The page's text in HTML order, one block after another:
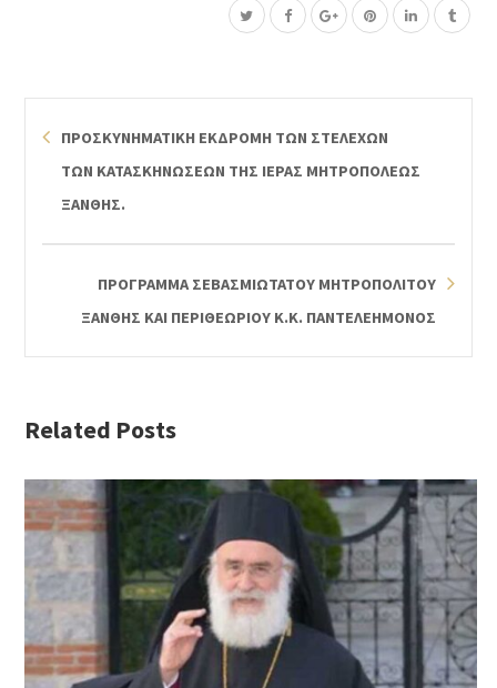
ΠΡΟΣΚΥΝΗΜΑΤΙΚΗ ΕΚΔΡΟΜΗ ΤΩΝ ΣΤΕΛΕΧΩΝ
ΤΩΝ ΚΑΤΑΣΚΗΝΩΣΕΩΝ ΤΗΣ ΙΕΡΑΣ ΜΗΤΡΟΠΟΛΕΩΣ
ΞΑΝΘΗΣ.
ΠΡΟΓΡΑΜΜΑ ΣΕΒΑΣΜΙΩΤΑΤΟΥ ΜΗΤΡΟΠΟΛΙΤΟΥ
ΞΑΝΘΗΣ ΚΑΙ ΠΕΡΙΘΕΩΡΙΟΥ Κ.Κ. ΠΑΝΤΕΛΕΗΜΟΝΟΣ
Related Posts